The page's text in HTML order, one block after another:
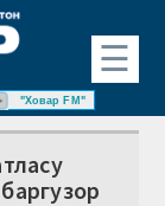
☰
"Ховар FM"